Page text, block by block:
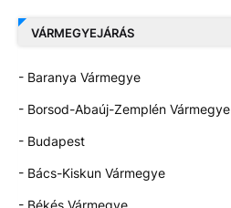
VÁRMEGYEJÁRÁS
- Baranya Vármegye
- Borsod-Abaúj-Zemplén Vármegye
- Budapest
- Bács-Kiskun Vármegye